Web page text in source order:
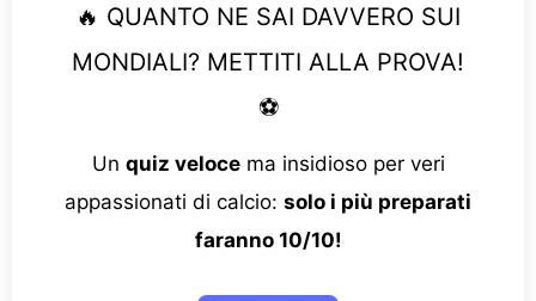
🔥 QUANTO NE SAI DAVVERO SUI
MONDIALI? METTITI ALLA PROVA!
⚽
Un quiz velocema insidioso per veri
appassionati di calcio: solo i più preparati
faranno 10/10!